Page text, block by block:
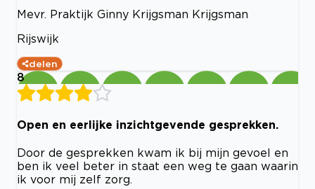
Mevr. Praktijk Ginny Krijgsman Krijgsman
Rijswijk
delen
8
Open en eerlijke inzichtgevende gesprekken.
Door de gesprekken kwam ik bij mijn gevoel en
ben ik veel beter in staat een weg te gaan waarin
ik voor mij zelf zorg.